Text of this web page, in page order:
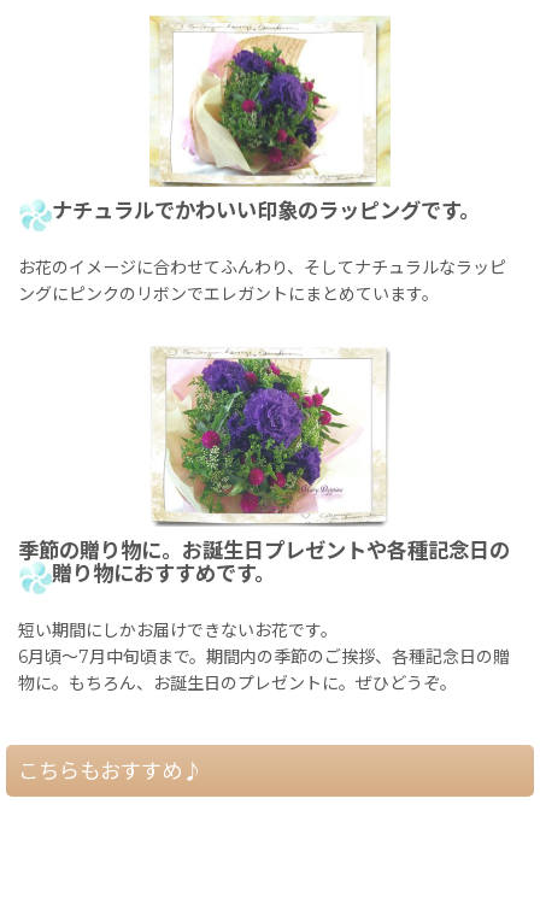
ナチュラルでかわいい印象のラッピングです。
お花のイメージに合わせてふんわり、そしてナチュラルなラッピ
ングにピンクのリボンでエレガントにまとめています。
季節の贈り物に。お誕生日プレゼントや各種記念日の
贈り物におすすめです。
短い期間にしかお届けできないお花です。
6月頃〜7月中旬頃まで。期間内の季節のご挨拶、各種記念日の贈
物に。もちろん、お誕生日のプレゼントに。ぜひどうぞ。
こちらもおすすめ♪